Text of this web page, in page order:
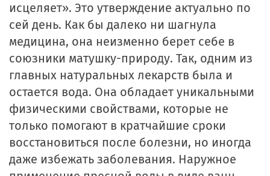
исцеляет». Это утверждение актуально по
сей день. Как бы далеко ни шагнула
медицина, она неизменно берет себе в
союзники матушку-природу. Так, одним из
главных натуральных лекарств была и
остается вода. Она обладает уникальными
физическими свойствами, которые не
только помогают в кратчайшие сроки
восстановиться после болезни, но иногда
даже избежать заболевания. Наружное